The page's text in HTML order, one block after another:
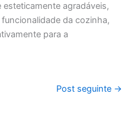
agradáveis,
da cozinha,
para a
Post seguinte →